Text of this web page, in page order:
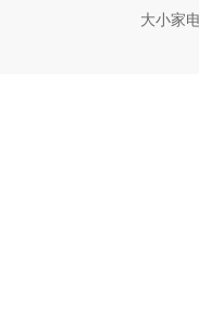
大小家